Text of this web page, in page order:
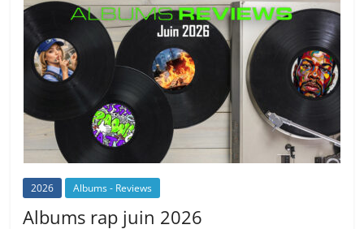
2026 Albums - Reviews
Albums rap juin 2026